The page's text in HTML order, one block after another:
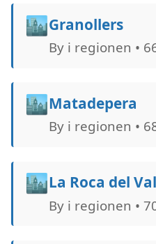
🏙️Granollers
By i regionen •
🏙️Matadepera
By i regionen •
🏙️La Roca del
By i regionen •